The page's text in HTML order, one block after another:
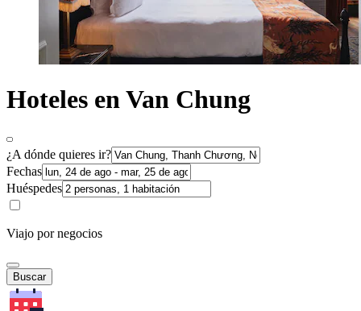
Hoteles en Van Chung
¿A dónde quieres ir?
Fechas
Huéspedes
Viajo por negocios
Buscar